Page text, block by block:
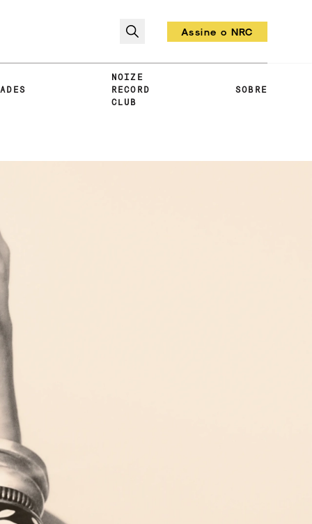
Assine o NRC
NOIZE
RECORD
CLUB
SOBRE